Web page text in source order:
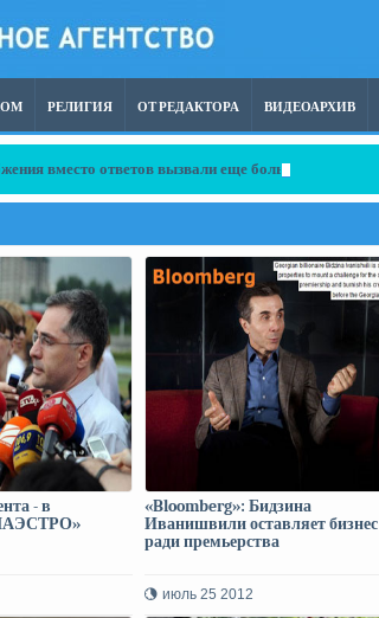
РЕЛИГИЯ ОТ РЕДАКТОРА ВИДЕОАРХИВ
вместо ответов вызвали еще больше
- в
«Bloomberg»: Бидзина
Иванишвили оставляет бизнес
ради премьерства
июль 25 2012